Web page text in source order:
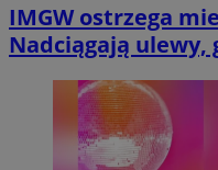
IMGW ostrzega
Nadciągają